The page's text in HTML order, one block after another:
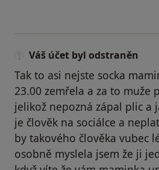
Váš účet byl odstraněn
Tak to asi nejste socka
23.00 zemřela a za to muže
jelikož nepozná zápal plic a
je člověk na sociálce a
by takového člověka vubec
osobně myslela jsem že ji